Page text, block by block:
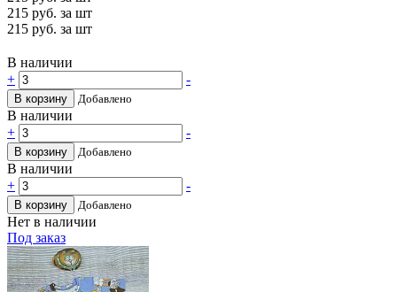
215 руб. за шт
215 руб. за шт
В наличии
+
-
В корзину Добавлено
В наличии
+
-
В корзину Добавлено
В наличии
+
-
В корзину Добавлено
Нет в наличии
Под заказ